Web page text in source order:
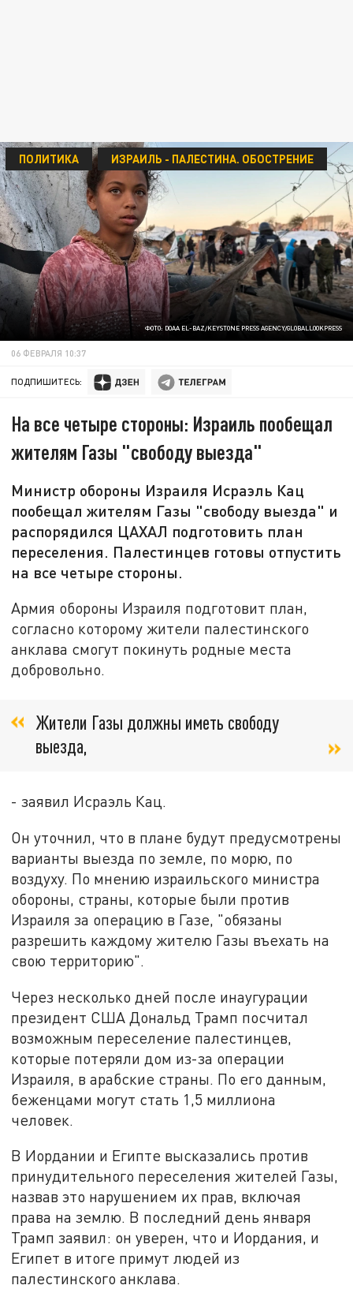
ФОТО: DOAA EL-BAZ/KEYSTONE PRESS AGENCY/GLOBALLOOKPRESS
ПОЛИТИКА ИЗРАИЛЬ - ПАЛЕСТИНА. ОБОСТРЕНИЕ
06 ФЕВРАЛЯ 10:37
ПОДПИШИТЕСЬ:
На все четыре стороны: Израиль пообещал
жителям Газы "свободу выезда"
Министр обороны Израиля Исраэль Кац
пообещал жителям Газы "свободу выезда" и
распорядился ЦАХАЛ подготовить план
переселения. Палестинцев готовы отпустить
на все четыре стороны.
Армия обороны Израиля подготовит план,
согласно которому жители палестинского
анклава смогут покинуть родные места
добровольно.
Жители Газы должны иметь свободу
выезда,
- заявил Исраэль Кац.
Он уточнил, что в плане будут предусмотрены
варианты выезда по земле, по морю, по
воздуху. По мнению израильского министра
обороны, страны, которые были против
Израиля за операцию в Газе, "обязаны
разрешить каждому жителю Газы въехать на
свою территорию".
Через несколько дней после инаугурации
президент США Дональд Трамп посчитал
возможным переселение палестинцев,
которые потеряли дом из-за операции
Израиля, в арабские страны. По его данным,
беженцами могут стать 1,5 миллиона
человек.
В Иордании и Египте высказались против
принудительного переселения жителей Газы,
назвав это нарушением их прав, включая
права на землю. В последний день января
Трамп заявил: он уверен, что и Иордания, и
Египет в итоге примут людей из
палестинского анклава.